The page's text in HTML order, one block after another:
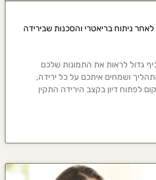
ניתוח בריאטרי והסכנות שבירידה
גדול לראות את התמונות שלכם
ושמחים איתכם על כל ירידה,
לפתוח דיון בקצב הירידה התקין